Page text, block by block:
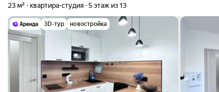
23 м² квартира-студия 5 этаж из 13
3D-тур новостройка